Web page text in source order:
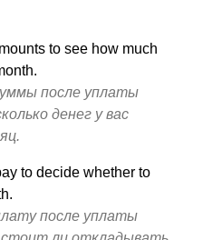
to see how much
после уплаты
денег у вас
to decide whether to
после уплаты